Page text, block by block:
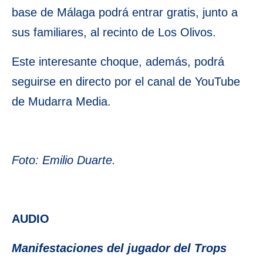
base de Málaga podrá entrar gratis, junto a
sus familiares, al recinto de Los Olivos.
Este interesante choque, además, podrá
seguirse en directo por el canal de YouTube
de Mudarra Media.
Foto: Emilio Duarte.
AUDIO
Manifestaciones del jugador del Trops